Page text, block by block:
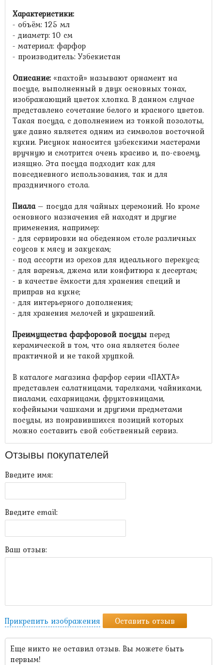
Характеристики:
- объём: 125 мл
- диаметр: 10 см
- материал: фарфор
- производитель: Узбекистан
Описание: «пахтой» называют орнамент на
посуде, выполненный в двух основных тонах,
изображающий цветок хлопка. В данном случае
представлено сочетание белого и красного цветов.
Такая посуда, с дополнением из тонкой позолоты,
уже давно является одним из символов восточной
кухни. Рисунок наносится узбекскими мастерами
вручную и смотрится очень красиво и, по-своему,
изящно. Эта посуда подходит как для
повседневного использования, так и для
праздничного стола.
Пиала– посуда для чайных церемоний. Но кроме
основного назначения ей находят и другие
применения, например:
- для сервировки на обеденном столе различных
соусов к мясу и закускам;
- под ассорти из орехов для идеального перекуса;
- для варенья, джема или конфитюра к десертам;
- в качестве ёмкости для хранения специй и
приправ на кухне;
- для интерьерного дополнения;
- для хранения мелочей и украшений.
Преимущества фарфоровой посуды перед
керамической в том, что она является более
практичной и не такой хрупкой.
В каталоге магазина фарфор серии «ПАХТА»
представлен салатницами, тарелками, чайниками,
пиалами, сахарницами, фруктовницами,
кофейными чашками и другими предметами
посуды, из понравившихся позиций которых
можно составить свой собственный сервиз.
Отзывы покупателей
Введите имя:
Введите email:
Ваш отзыв:
Прикрепить изображения Оставить отзыв
Еще никто не оставил отзыв. Вы можете быть
первым!